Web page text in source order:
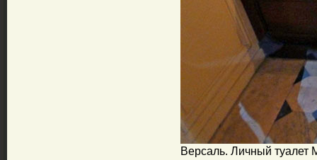
Версаль. Личный туалет